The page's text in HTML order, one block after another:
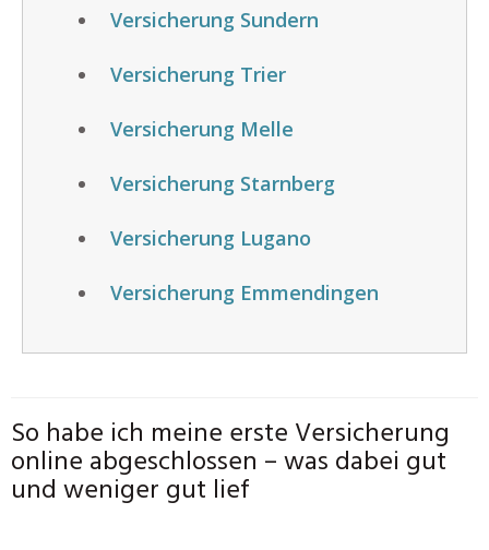
Versicherung Sundern
Versicherung Trier
Versicherung Melle
Versicherung Starnberg
Versicherung Lugano
Versicherung Emmendingen
So habe ich meine erste Versicherung
online abgeschlossen – was dabei gut
und weniger gut lief